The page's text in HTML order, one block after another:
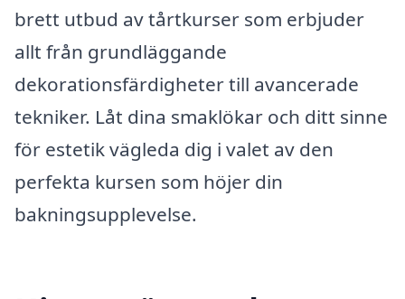
brett utbud av tårtkurser som erbjuder
allt från grundläggande
dekorationsfärdigheter till avancerade
tekniker. Låt dina smaklökar och ditt sinne
för estetik vägleda dig i valet av den
perfekta kursen som höjer din
bakningsupplevelse.